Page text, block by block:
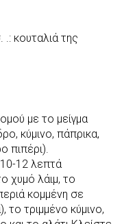
κουταλιά της
με το μείγμα
κύμινο, πάπρικα,
πιπέρι).
12 λεπτά
χυμό λάιμ, το
κομμένη σε
το τριμμένο κύμινο,